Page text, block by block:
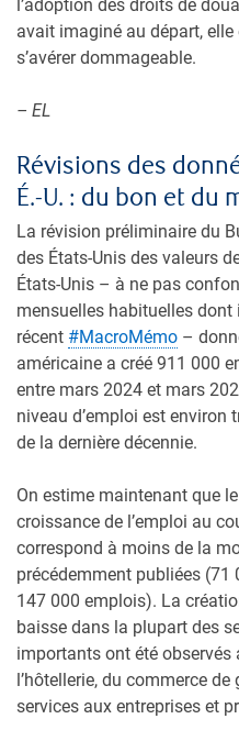
l’adoption des droits de
avait imaginé au départ,
s’avérer dommageable.
– EL
Révisions des
É.-U. : du bon et du
La révision préliminaire du
des États-Unis des valeurs
États-Unis – à ne pas
mensuelles habituelles
récent #MacroMémo –
américaine a créé 911 000
entre mars 2024 et mars
niveau d’emploi est
de la dernière décennie.
On estime maintenant que
croissance de l’emploi au
correspond à moins de la
précédemment publiées
147 000 emplois). La
baisse dans la plupart des
importants ont été observés
l’hôtellerie, du commerce
services aux entreprises et